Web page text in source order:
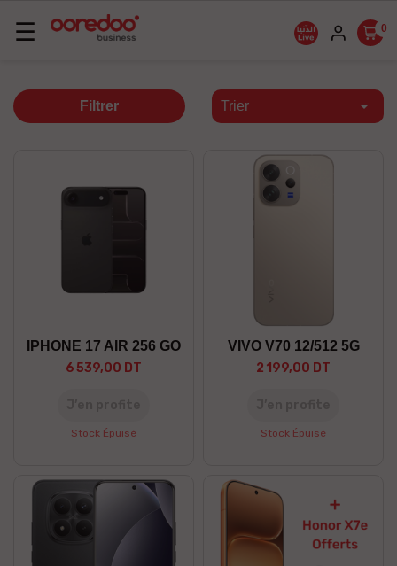
Basculer
☰ 0
Filtrer Trier 
IPHONE 17 AIR 256 GO
6 539,00 DT
Stock Épuisé
VIVO V70 12/512 5G
2 199,00 DT
Stock Épuisé